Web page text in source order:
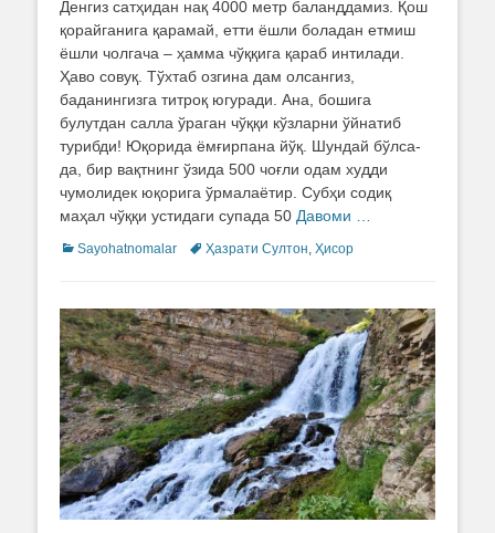
Денгиз сатҳидан нақ 4000 метр баланддамиз. Қош
қорайганига қарамай, етти ёшли боладан етмиш
ёшли чолгача – ҳамма чўққига қараб интилади.
Ҳаво совуқ. Тўхтаб озгина дам олсангиз,
баданингизга титроқ югуради. Ана, бошига
булутдан салла ўраган чўққи кўзларни ўйнатиб
турибди! Юқорида ёмғирпана йўқ. Шундай бўлса-
да, бир вақтнинг ўзида 500 чоғли одам худди
чумолидек юқорига ўрмалаётир. Субҳи содиқ
маҳал чўққи устидаги супада 50 Давоми …
Categories
Sayohatnomalar TagsҲазрати Султон, Ҳисор